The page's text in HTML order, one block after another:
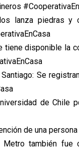
lanza piedras y
tiene disponible la
Se
de Chile
de una
también